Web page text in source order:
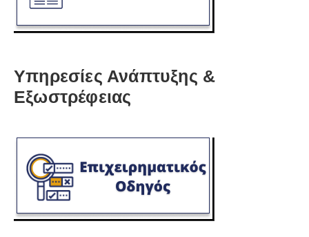
Υπηρεσίες Ανάπτυξης &
Εξωστρέφειας